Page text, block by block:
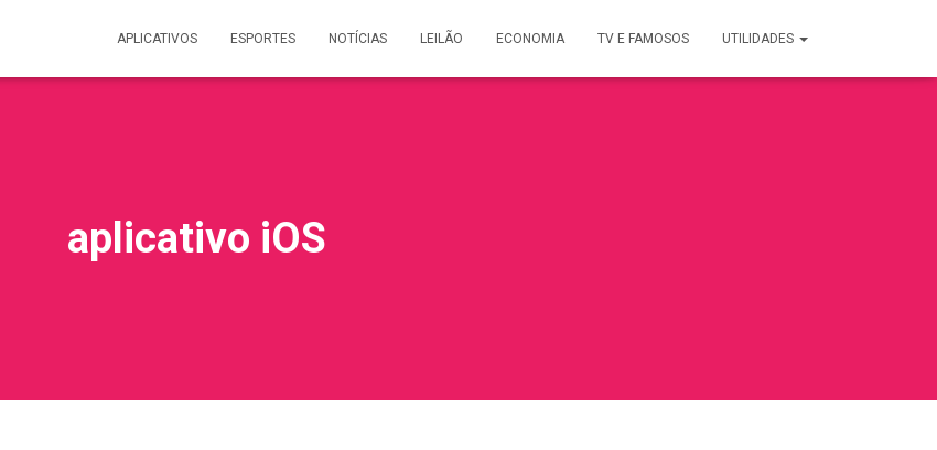
APLICATIVOS ESPORTES NOTÍCIAS LEILÃO ECONOMIA TV E FAMOSOS UTILIDADES
aplicativo iOS